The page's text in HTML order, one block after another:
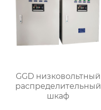
GGD низковольтный
распределительный
шкаф